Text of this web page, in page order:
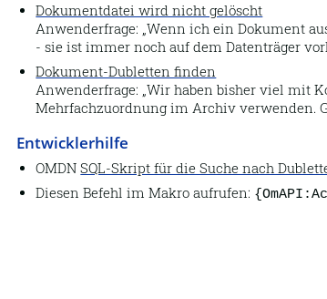
Dokumentdatei wird nicht gelöscht
Anwenderfrage: Wenn ich ein Dokument
- sie ist immer noch auf dem Datenträger
Dokument-Dubletten finden
Anwenderfrage: Wir haben bisher viel mit
Mehrfachzuordnung im Archiv verwenden.
Entwicklerhilfe
OMDNSQL-Skript für die Suche nach
Diesen Befehl im Makro aufrufen: